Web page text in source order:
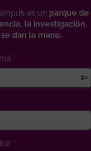
es un parque de
la investigación,
dan la mano.